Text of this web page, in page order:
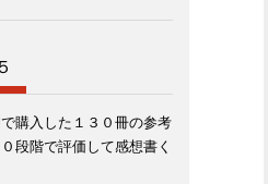
購入した１３０冊の参考
段階で評価して感想書く